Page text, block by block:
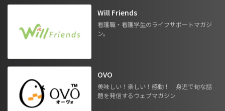
Will Friends
看護職・看護学生のライフサポートマガジ
ン。
OVO
美味しい！楽しい！感動！ 身近で旬な話
題を発信するウェブマガジン